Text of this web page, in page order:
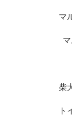
マ
柴
ト